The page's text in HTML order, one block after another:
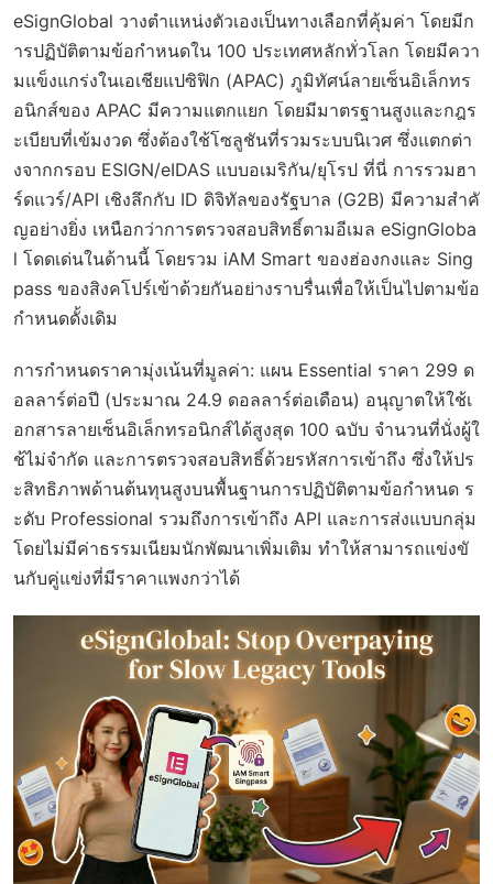
eSignGlobal วางตำแหน่งตัวเองเป็นทางเลือกที่คุ้มค่า โดยมีก
ารปฏิบัติตามข้อกำหนดใน 100 ประเทศหลักทั่วโลก โดยมีควา
มแข็งแกร่งในเอเชียแปซิฟิก (APAC) ภูมิทัศน์ลายเซ็นอิเล็กทร
อนิกส์ของ APAC มีความแตกแยก โดยมีมาตรฐานสูงและกฎร
ะเบียบที่เข้มงวด ซึ่งต้องใช้โซลูชันที่รวมระบบนิเวศ ซึ่งแตกต่า
งจากกรอบ ESIGN/eIDAS แบบอเมริกัน/ยุโรป ที่นี่ การรวมฮา
ร์ดแวร์/API เชิงลึกกับ ID ดิจิทัลของรัฐบาล (G2B) มีความสำคั
ญอย่างยิ่ง เหนือกว่าการตรวจสอบสิทธิ์ตามอีเมล eSignGloba
l โดดเด่นในด้านนี้ โดยรวม iAM Smart ของฮ่องกงและ Sing
pass ของสิงคโปร์เข้าด้วยกันอย่างราบรื่นเพื่อให้เป็นไปตามข้อ
กำหนดดั้งเดิม
การกำหนดราคามุ่งเน้นที่มูลค่า: แผน Essential ราคา 299 ด
อลลาร์ต่อปี (ประมาณ 24.9 ดอลลาร์ต่อเดือน) อนุญาตให้ใช้เ
อกสารลายเซ็นอิเล็กทรอนิกส์ได้สูงสุด 100 ฉบับ จำนวนที่นั่งผู้ใ
ช้ไม่จำกัด และการตรวจสอบสิทธิ์ด้วยรหัสการเข้าถึง ซึ่งให้ปร
ะสิทธิภาพด้านต้นทุนสูงบนพื้นฐานการปฏิบัติตามข้อกำหนด ร
ะดับ Professional รวมถึงการเข้าถึง API และการส่งแบบกลุ่ม
โดยไม่มีค่าธรรมเนียมนักพัฒนาเพิ่มเติม ทำให้สามารถแข่งขั
นกับคู่แข่งที่มีราคาแพงกว่าได้